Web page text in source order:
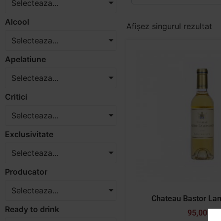
Selecteaza...
Alcool
Selecteaza...
Apelatiune
Selecteaza...
Critici
Selecteaza...
Exclusivitate
Selecteaza...
Producator
Selecteaza...
Ready to drink
Afișez singurul rezultat
Chateau Bastor
95,00